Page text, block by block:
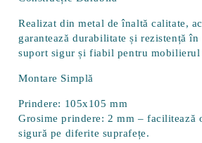
Realizat din metal de înaltă calitate,
garantează durabilitate și rezistență
suport sigur și fiabil pentru mobilierul
Montare Simplă
Prindere: 105x105 mm
Grosime prindere: 2 mm – facilitează
sigură pe diferite suprafețe.